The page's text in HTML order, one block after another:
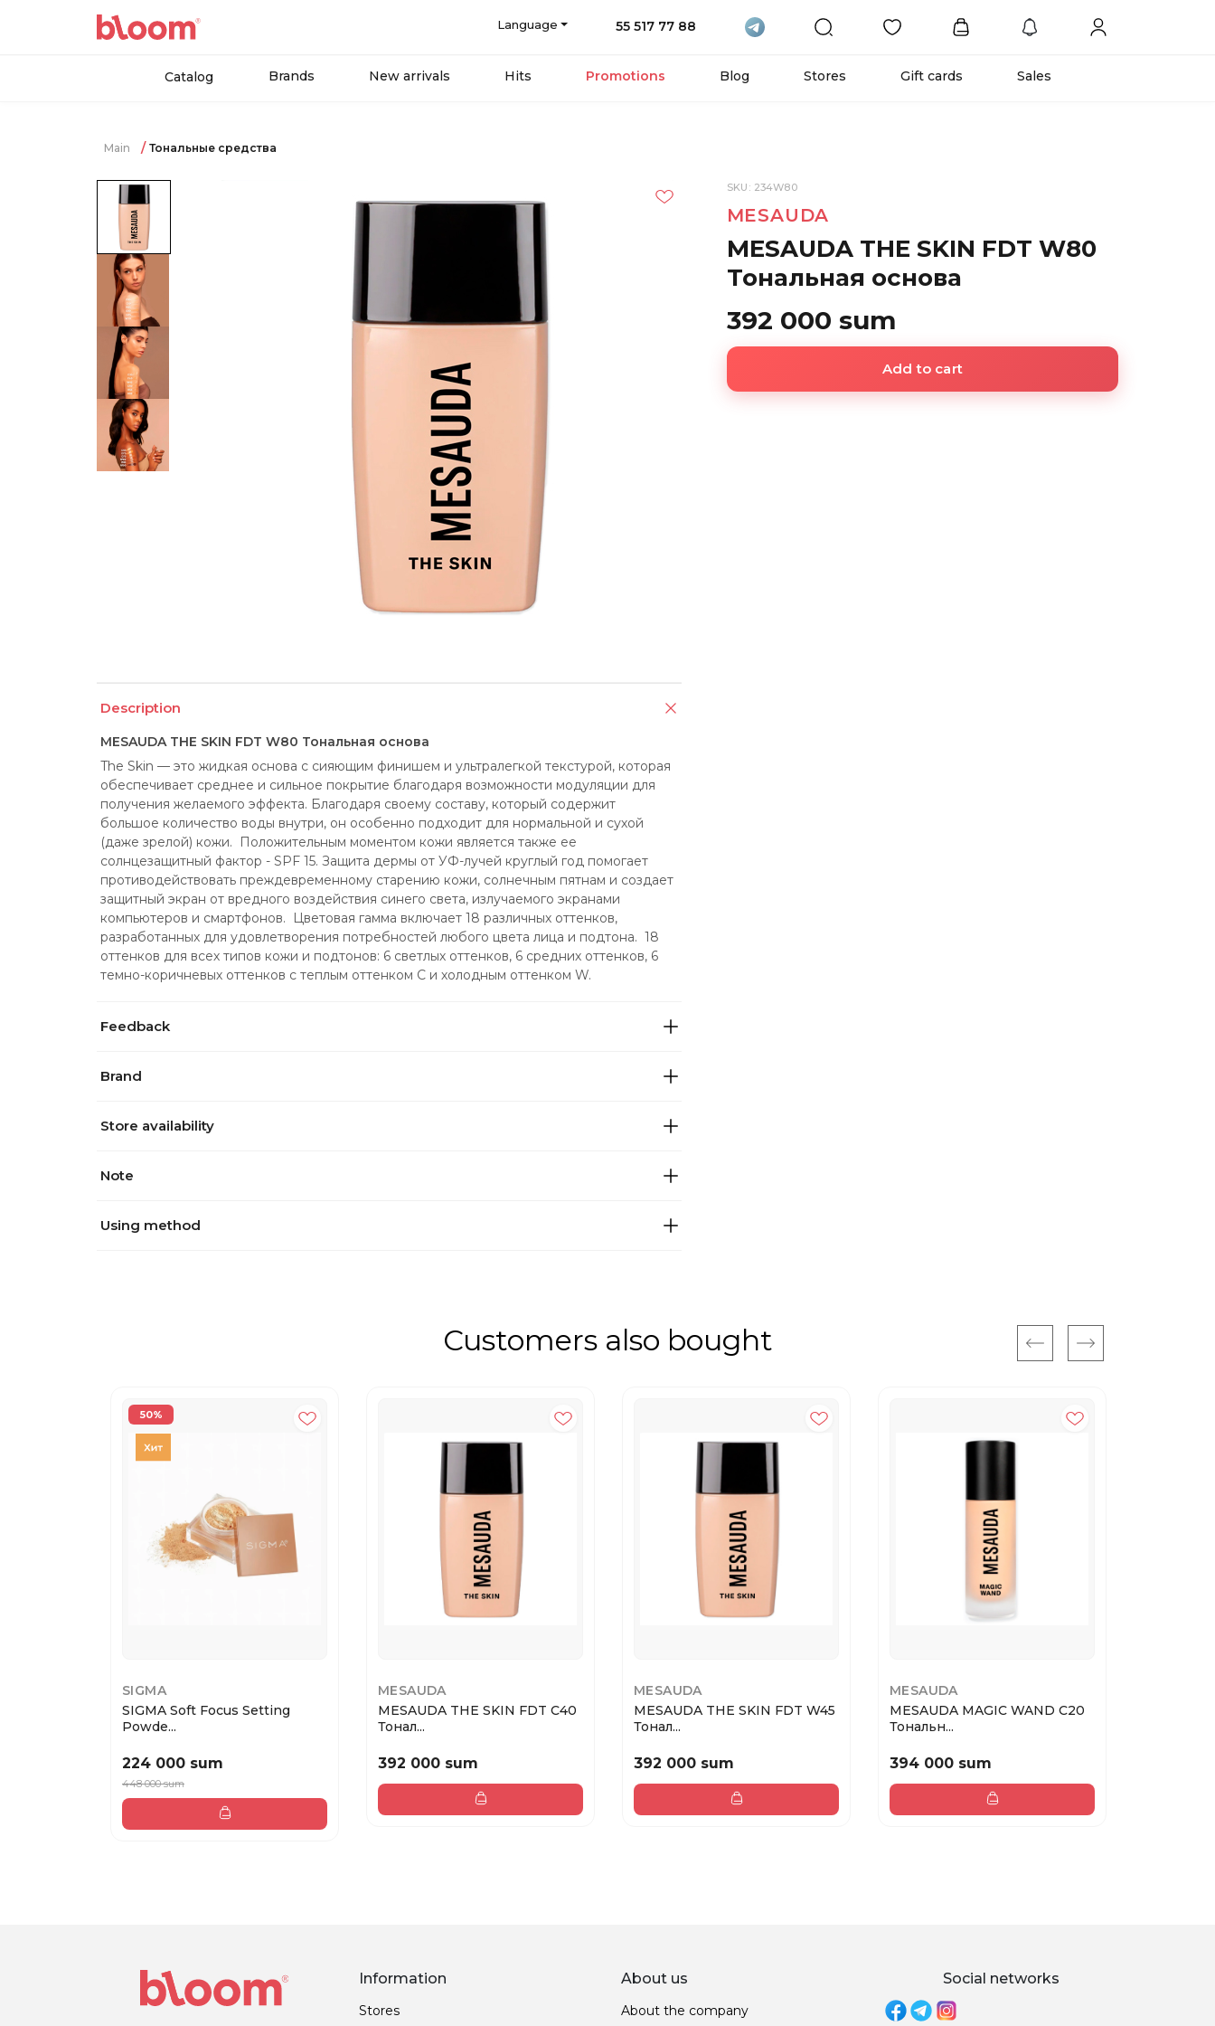
Language 55 517 77 88
Catalog Brands New arrivals Hits Promotions Blog Stores Gift cards Sales
Main Тональные средства
Description
MESAUDA THE SKIN FDT W80 Тональная основа
The Skin — это жидкая основа с сияющим финишем и ультралегкой текстурой, которая
обеспечивает среднее и сильное покрытие благодаря возможности модуляции для
получения желаемого эффекта. Благодаря своему составу, который содержит
большое количество воды внутри, он особенно подходит для нормальной и сухой
(даже зрелой) кожи.  Положительным моментом кожи является также ее
солнцезащитный фактор - SPF 15. Защита дермы от УФ-лучей круглый год помогает
противодействовать преждевременному старению кожи, солнечным пятнам и создает
защитный экран от вредного воздействия синего света, излучаемого экранами
компьютеров и смартфонов.  Цветовая гамма включает 18 различных оттенков,
разработанных для удовлетворения потребностей любого цвета лица и подтона.  18
оттенков для всех типов кожи и подтонов: 6 светлых оттенков, 6 средних оттенков, 6
темно-коричневых оттенков с теплым оттенком C и холодным оттенком W.
Feedback
Brand
Store availability
Note
Using method
SKU: 234W80
MESAUDA
MESAUDA THE SKIN FDT W80
Тональная основа
392 000 sum
Add to cart
Customers also bought
50%
SIGMA
SIGMA Soft Focus Setting
Powde...
224 000 sum
448 000 sum
MESAUDA
MESAUDA THE SKIN FDT C40
Тонал...
392 000 sum
MESAUDA
MESAUDA THE SKIN FDT W45
Тонал...
392 000 sum
MESAUDA
MESAUDA MAGIC WAND C20
Тональн...
394 000 sum
Information
Stores
About us
About the company
Social networks